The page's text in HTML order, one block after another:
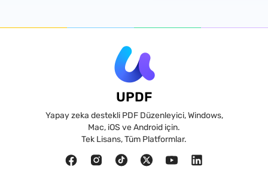
UPDF
Yapay zeka destekli PDF Düzenleyici, Windows,
Mac, iOS ve Android için.
Tek Lisans, Tüm Platformlar.